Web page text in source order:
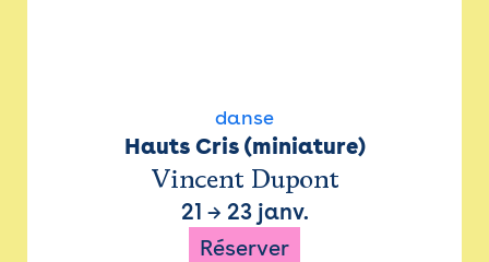
danse
Hauts Cris (miniature)
Vincent Dupont
21 → 23 janv.
Réserver